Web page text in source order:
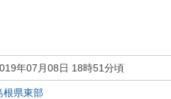
年07月08日 18時51分頃
根県東部